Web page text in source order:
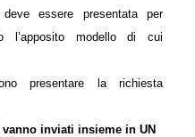
essere presentata per
l’apposito modello di cui
presentare la richiesta
inviati insieme in UN